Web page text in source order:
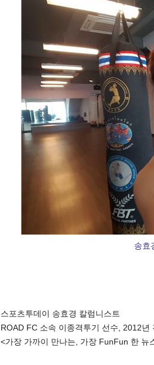
송효
스포츠투데이 송효경 칼럼니스트
ROAD FC 소속 이종격투기 선수, 2012년
<가장 가까이 만나는, 가장 FunFun 한